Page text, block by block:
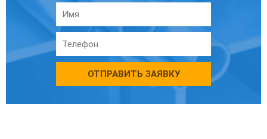
ОТПРАВИТЬ ЗАЯВКУ